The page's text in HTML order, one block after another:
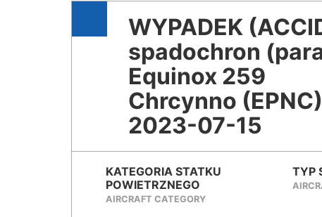
WYPADEK
spadochron
Equinox 259
Chrcynno (EPNC)
2023-07-15
KATEGORIA STATKU
POWIETRZNEGO
AIRCRAFT CATEGORY
TYP